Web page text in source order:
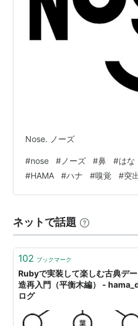
Nose. ノーズ
#nose # ノーズ #鼻 #はな
#HAMA #ハナ #嗅覚 #突
ネットで話題
102 ブックマーク
Rubyで実装して楽しむ古典デ
造再入門（平衡木編） -
ログ